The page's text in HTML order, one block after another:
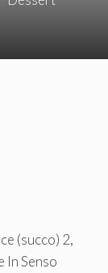
(succo) 2,
In Senso